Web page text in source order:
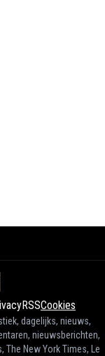
RSSCookies
dagelijks, nieuws,
nieuwsberichten,
New York Times, Le